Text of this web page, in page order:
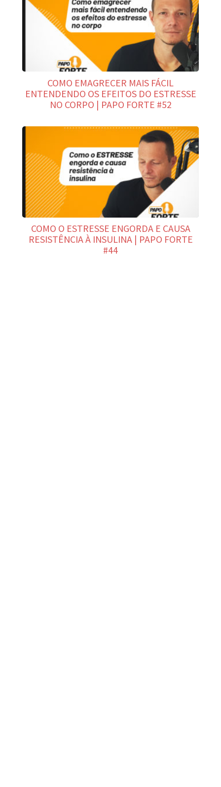
COMO EMAGRECER MAIS FÁCIL
ENTENDENDO OS EFEITOS DO ESTRESSE
NO CORPO | PAPO FORTE #52
COMO O ESTRESSE ENGORDA E CAUSA
RESISTÊNCIA À INSULINA | PAPO FORTE
#44